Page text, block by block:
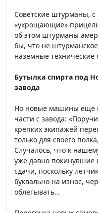
Советские штурманы,
«укрощающие»
об этом штурманы
бы, что не
наземные технические
Бутылка спирта под
завода
Но новые машины еще
части с завода:
крепких экипажей
только для своего
Случалось, что к
уже давно покинувшие
сдачи, поскольку
буквально на износ,
облетывать…